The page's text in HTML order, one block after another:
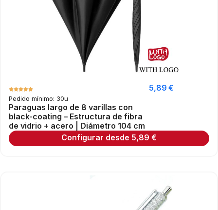
Pedido mínimo: 30u
Paraguas largo de 8 varillas con
black-coating – Estructura de fibra
de vidrio + acero | Diámetro 104 cm
5,89€
Configurar desde 5,89 €